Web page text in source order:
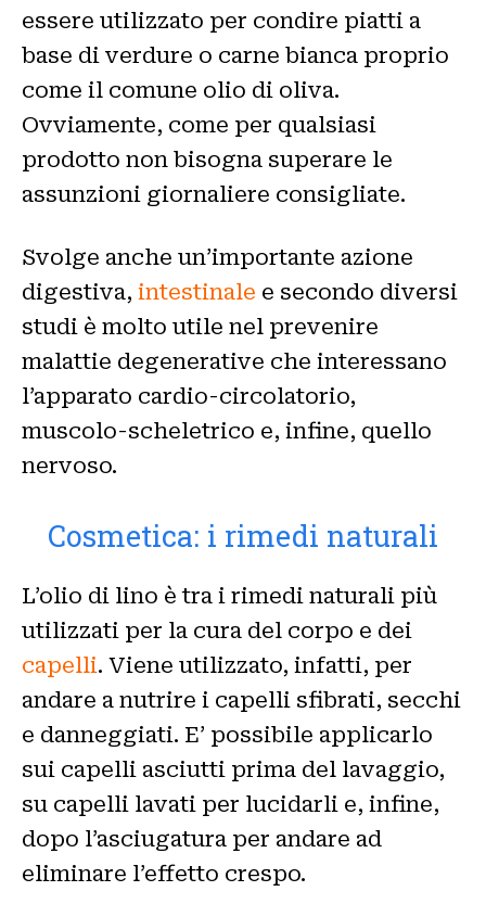
essere utilizzato per condire piatti a
base di verdure o carne bianca proprio
come il comune olio di oliva.
Ovviamente, come per qualsiasi
prodotto non bisogna superare le
assunzioni giornaliere consigliate.
Svolge anche un’importante azione
digestiva, intestinale e secondo diversi
studi è molto utile nel prevenire
malattie degenerative che interessano
l’apparato cardio-circolatorio,
muscolo-scheletrico e, infine, quello
nervoso.
Cosmetica: i rimedi naturali
L’olio di lino è tra i rimedi naturali più
utilizzati per la cura del corpo e dei
capelli. Viene utilizzato, infatti, per
andare a nutrire i capelli sfibrati, secchi
e danneggiati. E’ possibile applicarlo
sui capelli asciutti prima del lavaggio,
su capelli lavati per lucidarli e, infine,
dopo l’asciugatura per andare ad
eliminare l’effetto crespo.